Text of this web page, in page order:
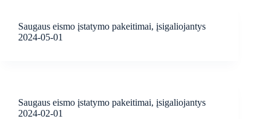
Saugaus eismo įstatymo pakeitimai, įsigaliojantys
2024-05-01
Saugaus eismo įstatymo pakeitimai, įsigaliojantys
2024-02-01